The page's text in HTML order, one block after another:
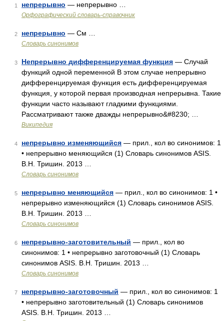
1 непрерывно — непрерывно …
Орфографический словарь-справочник
2 непрерывно — См …
Словарь синонимов
3 Непрерывно дифференцируемая функция — Случай
функций одной переменной В этом случае непрерывно
дифференцируемая функция есть дифференцируемая
функция, у которой первая производная непрерывна. Такие
функции часто называют гладкими функциями.
Рассматривают также дважды непрерывно&#8230; …
Википедия
4 непрерывно изменяющийся — прил., кол во синонимов: 1
• непрерывно меняющийся (1) Словарь синонимов ASIS.
В.Н. Тришин. 2013 …
Словарь синонимов
5 непрерывно меняющийся — прил., кол во синонимов: 1 •
непрерывно изменяющийся (1) Словарь синонимов ASIS.
В.Н. Тришин. 2013 …
Словарь синонимов
6 непрерывно-заготовительный — прил., кол во
синонимов: 1 • непрерывно заготовочный (1) Словарь
синонимов ASIS. В.Н. Тришин. 2013 …
Словарь синонимов
7 непрерывно-заготовочный — прил., кол во синонимов: 1
• непрерывно заготовительный (1) Словарь синонимов
ASIS. В.Н. Тришин. 2013 …